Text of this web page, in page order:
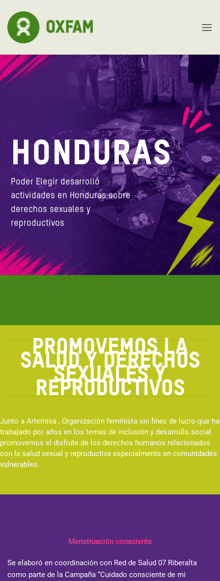
content
HONDURAS
Poder Elegir desarrolló
actividades en Honduras sobre
derechos sexuales y
reproductivos
PROMOVEMOS LA
SALUD Y DERECHOS
SEXUALES Y
REPRODUCTIVOS
Junto a Artemisa , Organización feminista sin fines de lucro que ha
trabajado por años en los temas de inclusión y desarrollo social
promovemos el disfrute de los derechos humanos relacionados
con la salud sexual y reproductiva especialmente en comunidades
vulnerables.
Menstruación consciente
Se elaboró en coordinación con Red de Salud 07 Riberalta
como parte de la Campaña “Cuidado consciente de mi